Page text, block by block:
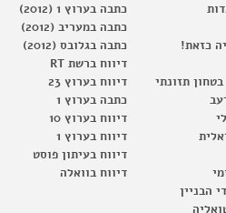
כזאת!
תזונתי
הבניין
כתבה בערוץ 1 (2012)
כתבה במעריב (2012)
כתבה בגלובס (2012)
דיווח ברשת RT
דיווח בערוץ 23
כתבה בערוץ 1
דיווח בערוץ 10
דיווח בערוץ 1
דיווח בעיתון פוסט
דיווח בוואלה